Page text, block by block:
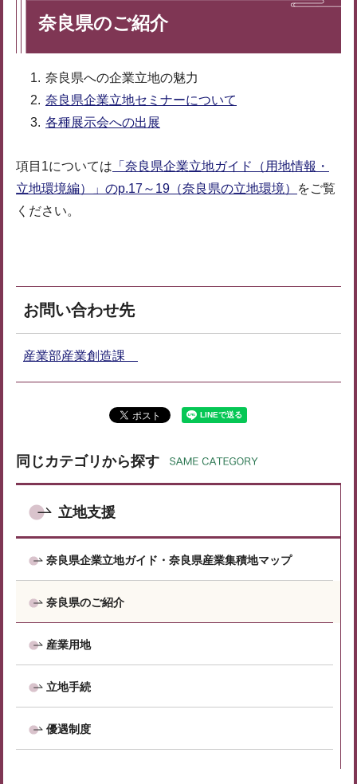
奈良県のご紹介
奈良県への企業立地の魅力
奈良県企業立地セミナーについて
各種展示会への出展
項目1については 「奈良県企業立地ガイド（用地情報・
立地環境編）」のp.17～19（奈良県の立地環境）
をご覧
ください。
お問い合わせ先
産業部産業創造課
同じカテゴリから探す
立地支援
奈良県企業立地ガイド・奈良県産業集積地マップ
奈良県のご紹介
産業用地
立地手続
優遇制度